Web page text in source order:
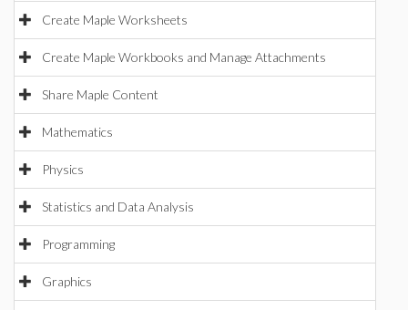
Create Maple Worksheets
Create Maple Workbooks and Manage Attachments
Share Maple Content
Mathematics
Physics
Statistics and Data Analysis
Programming
Graphics